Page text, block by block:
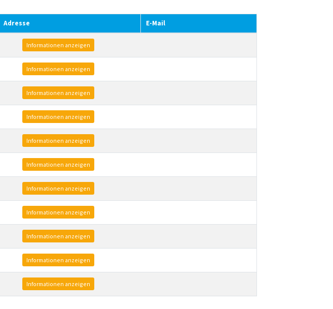
Adresse E-Mail
Informationen anzeigen
Informationen anzeigen
Informationen anzeigen
Informationen anzeigen
Informationen anzeigen
Informationen anzeigen
Informationen anzeigen
Informationen anzeigen
Informationen anzeigen
Informationen anzeigen
Informationen anzeigen